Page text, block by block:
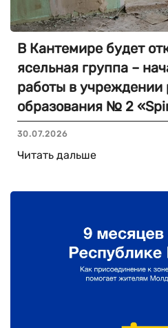
В Кантемире будет
ясельная группа –
работы в учреждении
образования № 2
30.07.2026
Читать дальше